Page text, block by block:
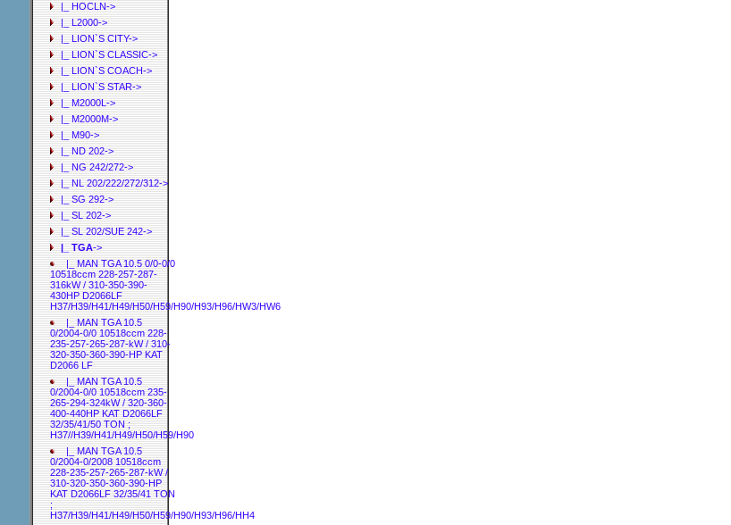
|_ HOCLN->
|_ L2000->
|_ LION`S CITY->
|_ LION`S CLASSIC->
|_ LION`S COACH->
|_ LION`S STAR->
|_ M2000L->
|_ M2000M->
|_ M90->
|_ ND 202->
|_ NG 242/272->
|_ NL 202/222/272/312->
|_ SG 292->
|_ SL 202->
|_ SL 202/SUE 242->
|_ TGA->
|_ MAN TGA 10.5 0/0-0/0
10518ccm 228-257-287-
316kW / 310-350-390-
430HP D2066LF
H37/H39/H41/H49/H50/H59/H90/H93/H96/HW3/HW6
|_ MAN TGA 10.5
0/2004-0/0 10518ccm 228-
235-257-265-287-kW / 310-
320-350-360-390-HP KAT
D2066 LF
|_ MAN TGA 10.5
0/2004-0/0 10518ccm 235-
265-294-324kW / 320-360-
400-440HP KAT D2066LF
32/35/41/50 TON ;
H37//H39/H41/H49/H50/H59/H90
|_ MAN TGA 10.5
0/2004-0/2008 10518ccm
228-235-257-265-287-kW /
310-320-350-360-390-HP
KAT D2066LF 32/35/41 TON
;
H37/H39/H41/H49/H50/H59/H90/H93/H96/HH4